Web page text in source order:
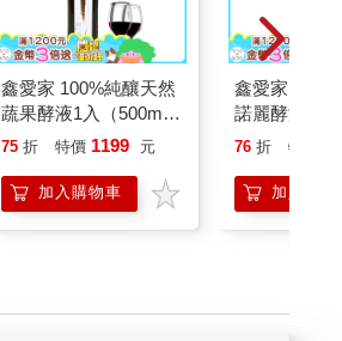
鑫愛家 100%純釀天然
蔬果酵液1入（500ml/
瓶）
75 折 特價 1199 元
加入購物車
鑫愛家
諾麗酵液1入
瓶）
76 折 特價
加入購物